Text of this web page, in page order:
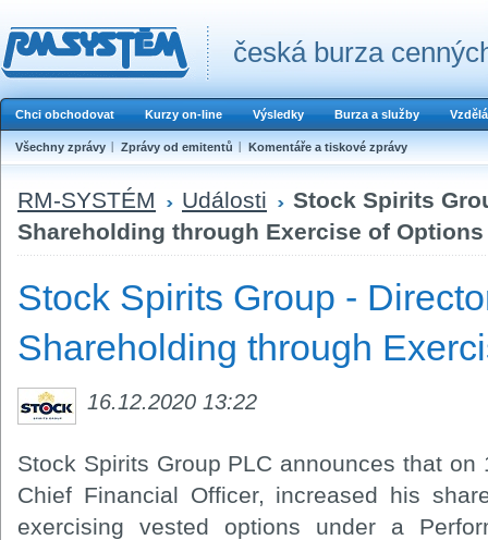
česká burza
Chci obchodovat Kurzy on-line Výsledky Burza a služby
Všechny zprávy Zprávy od emitentů Komentáře a tiskové zprávy
RM-SYSTÉM Události
Stock Spirits
Shareholding through Exercise of Options
Stock Spirits Group -
Shareholding through
16.12.2020 13:22
Stock Spirits Group PLC announces that on
Chief Financial Officer, increased his
exercising vested options under a